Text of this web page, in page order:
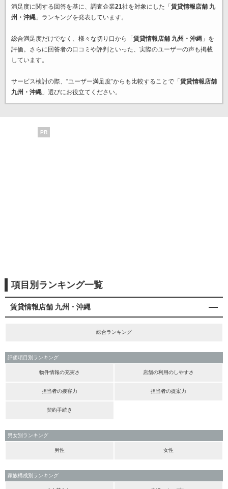
満足度に関する回答を基に、調査企業21社を対象にした「 賃貸情報店舗 九
州・沖縄」ランキングを発表しています。
総合満足度だけでなく、様々な切り口から「 賃貸情報店舗 九州・沖縄」を
評価。さらに回答者の口コミや評判といった、実際のユーザーの声も掲載
しています。
サービス検討の際、“ユーザー満足度”からも比較することで「 賃貸情報店舗
九州・沖縄」選びにお役立てください。
PR
項目別ランキング一覧
賃貸情報店舗 九州・沖縄
総合ランキング
評価項目別ランキング
物件情報の充実さ 店舗の利用のしやすさ
担当者の接客力 担当者の提案力
契約手続き
男女別ランキング
男性 女性
家族構成別ランキング